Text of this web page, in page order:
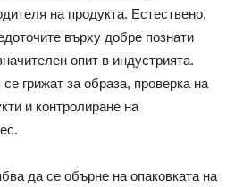
на продукта. Естествено,
върху добре познати
опит в индустрията.
грижат за образа, проверка на
и контролиране на
да се обърне на опаковката на